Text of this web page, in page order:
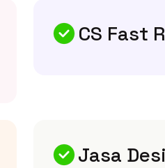
CS Fast
Jasa